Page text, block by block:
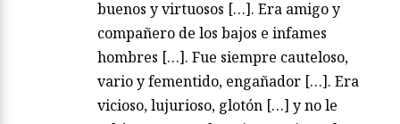
«casi de cincuenta años, muy pequeño
de cuerpo y poca persona; mal agestado,
la cara pequeña y chupada; los ojos que
si miraban de hito le estaban bullendo